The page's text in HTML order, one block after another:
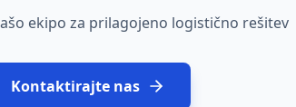
ekipo za prilagojeno logistično rešitev
Kontaktirajte nas